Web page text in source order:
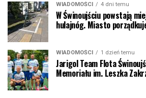
WIADOMOŚCI 4 dni temu
W Świnoujściu powstają
hulajnóg. Miasto
WIADOMOŚCI 1 dzień temu
Jarigol Team Flota
Memoriału im. Leszka